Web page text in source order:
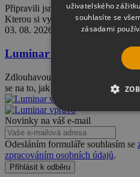
Připravili jsme pro Vás
Kterou si vybrat?
03. 08. 2026
7 minut čtení
Luminar Neo, revoluční
Zdlouhavou a náročnou práci
se na to, jak má fotka vypadat.
Novinky na váš e-mail
Odesláním formuláře souhlasím se
zpracováním osobních údajů.
Přihlásit k odběru
uživatelského
souhlasíte se
zásadami
VÝKONOVÉ